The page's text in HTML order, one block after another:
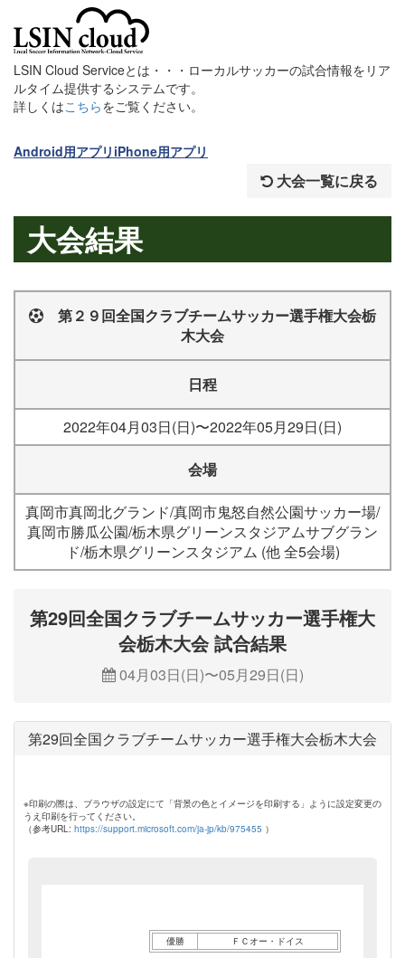
LSIN Cloud Serviceとは・・・ローカルサッカーの試合情報をリア
ルタイム提供するシステムです。
詳しくはこちらをご覧ください。
Android用アプリ iPhone用アプリ
大会一覧に戻る
大会結果
第２９回全国クラブチームサッカー選手権大会栃
木大会
日程
2022年04月03日(日)〜2022年05月29日(日)
会場
真岡市真岡北グランド/真岡市鬼怒自然公園サッカー場/
真岡市勝瓜公園/栃木県グリーンスタジアムサブグラン
ド/栃木県グリーンスタジアム (他 全5会場)
第29回全国クラブチームサッカー選手権大
会栃木大会 試合結果
04月03日(日)〜05月29日(日)
第29回全国クラブチームサッカー選手権大会栃木大会
※印刷の際は、ブラウザの設定にて「背景の色とイメージを印刷する」ように設定変更の
うえ印刷を行ってください。
（参考URL: https://support.microsoft.com/ja-jp/kb/975455 ）
優勝 ＦＣオー・ドイス